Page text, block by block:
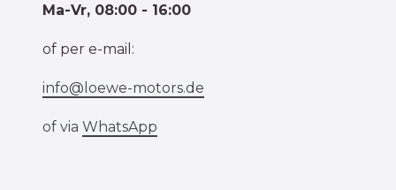
Ma-Vr, 08:00 - 16:00
of per e-mail:
info@loewe-motors.de
of via WhatsApp